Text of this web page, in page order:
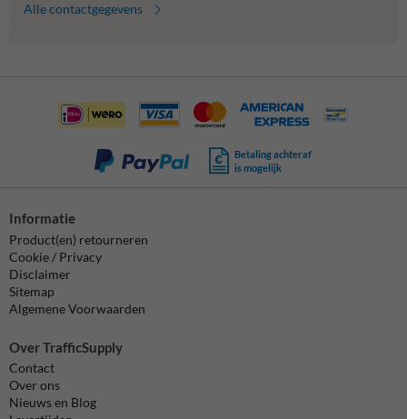
Alle contactgegevens
Betaling achteraf
is mogelijk
Informatie
Product(en) retourneren
Cookie / Privacy
Disclaimer
Sitemap
Algemene Voorwaarden
Over TrafficSupply
Contact
Over ons
Nieuws en Blog